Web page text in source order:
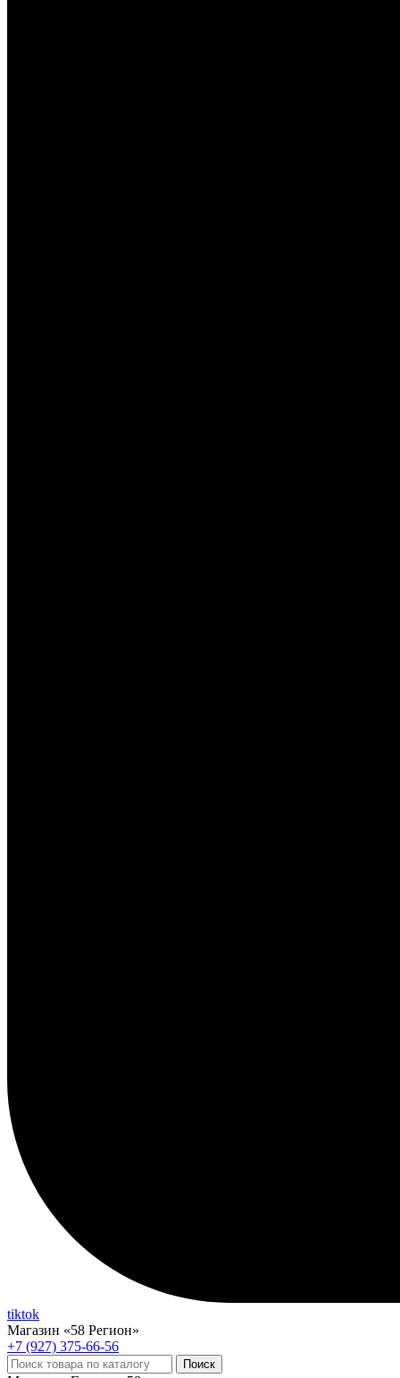
tiktok
Магазин «58 Регион»
+7 (927) 375-66-56